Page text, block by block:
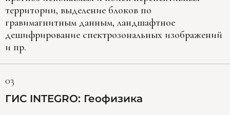
территории, выделение блоков по
гравимагнитным данным, ландшафтное
дешифрирование спектрозональных изображений
и пр.
03
ГИС INTEGRO: Геофизика